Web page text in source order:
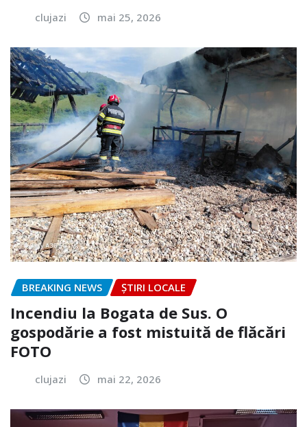
clujazi mai 25, 2026
BREAKING NEWS ȘTIRI LOCALE
Incendiu la Bogata de Sus. O
gospodărie a fost mistuită de flăcări
FOTO
clujazi mai 22, 2026